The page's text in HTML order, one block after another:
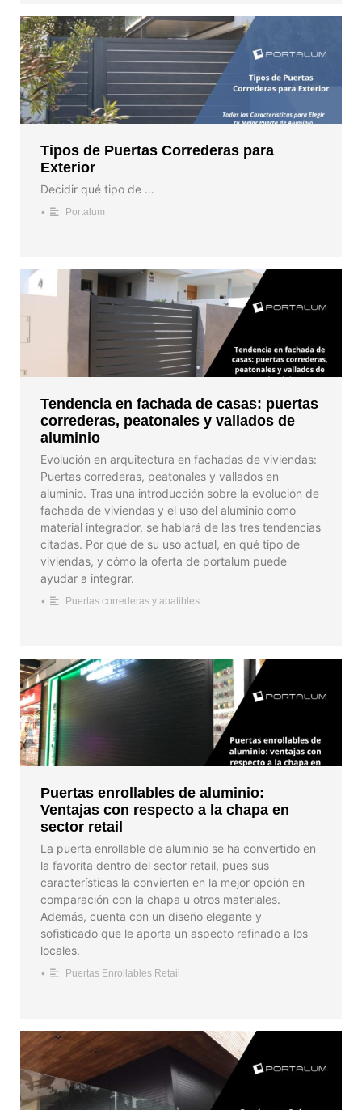
Tipos de Puertas Correderas para
Exterior
Decidir qué tipo de …
• Portalum
Tendencia en fachada de casas: puertas
correderas, peatonales y vallados de
aluminio
Evolución en arquitectura en fachadas de viviendas:
Puertas correderas, peatonales y vallados en
aluminio. Tras una introducción sobre la evolución de
fachada de viviendas y el uso del aluminio como
material integrador, se hablará de las tres tendencias
citadas. Por qué de su uso actual, en qué tipo de
viviendas, y cómo la oferta de portalum puede
ayudar a integrar.
• Puertas correderas y abatibles
Puertas enrollables de aluminio:
Ventajas con respecto a la chapa en
sector retail
La puerta enrollable de aluminio se ha convertido en
la favorita dentro del sector retail, pues sus
características la convierten en la mejor opción en
comparación con la chapa u otros materiales.
Además, cuenta con un diseño elegante y
sofisticado que le aporta un aspecto refinado a los
locales.
• Puertas Enrollables Retail